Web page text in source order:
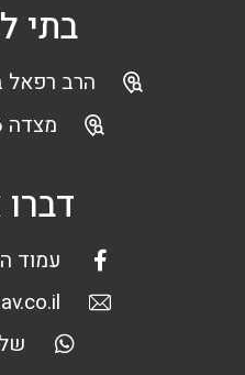
בתי
הרב רפאל ביטון 8,
מצדה 26, באר שבע
דברו
עמוד